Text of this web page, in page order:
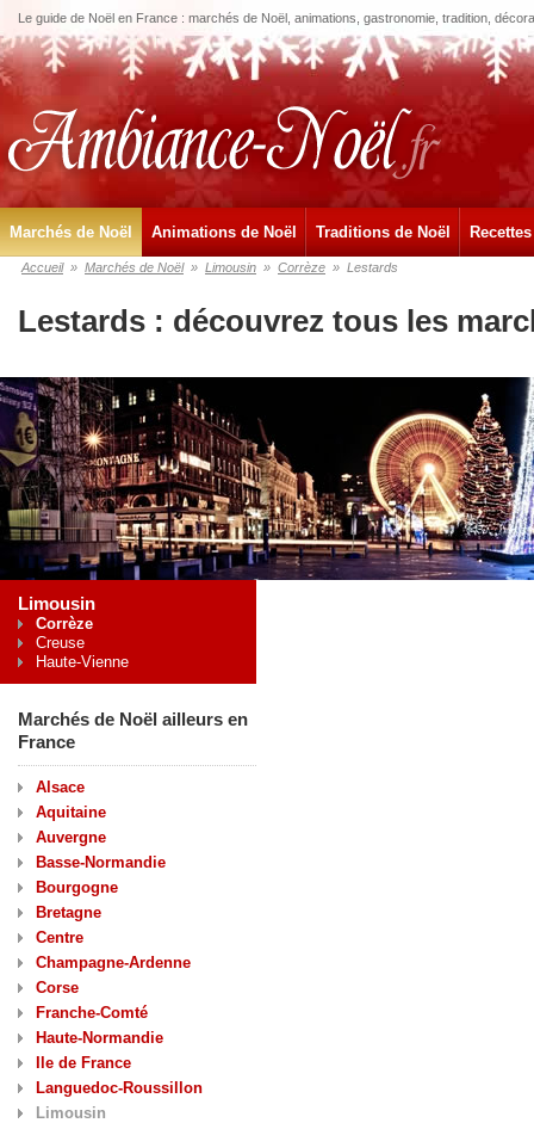
Le guide de Noël en France : marchés de Noël, animations, gastronomie, tradition,
Marchés de Noël Animations de Noël Traditions de Noël
Accueil » Marchés de Noël » Limousin » Corrèze » Lestards
Lestards : découvrez tous les
Limousin
Corrèze
Creuse
Haute-Vienne
Marchés de Noël ailleurs en
France
Alsace
Aquitaine
Auvergne
Basse-Normandie
Bourgogne
Bretagne
Centre
Champagne-Ardenne
Corse
Franche-Comté
Haute-Normandie
Ile de France
Languedoc-Roussillon
Limousin